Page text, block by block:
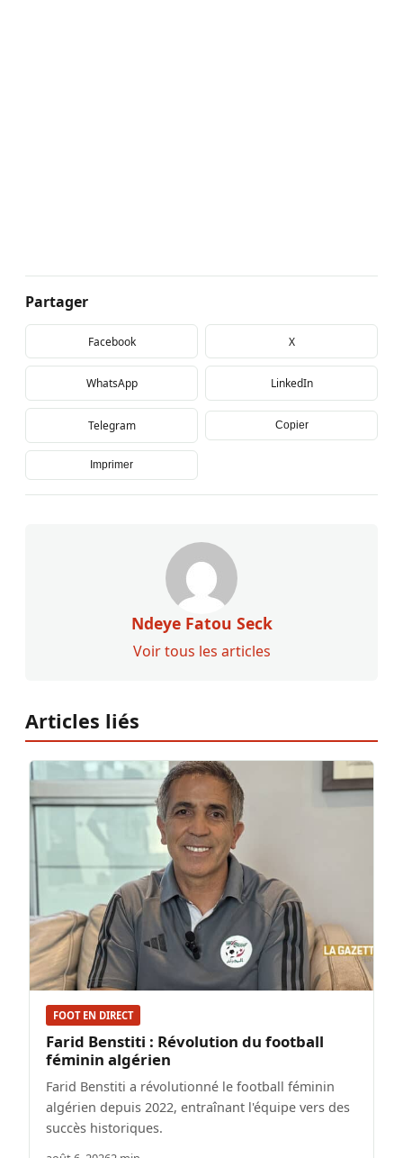
Partager
Facebook X
WhatsApp LinkedIn
Telegram Copier
Imprimer
Ndeye Fatou Seck
Voir tous les articles
Articles liés
FOOT EN DIRECT
Farid Benstiti : Révolution du football
féminin algérien
Farid Benstiti a révolutionné le football féminin
algérien depuis 2022, entraînant l'équipe vers des
succès historiques.